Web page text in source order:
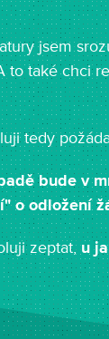
jsem
to také chci
tedy
bude v
o odložení
zeptat,u